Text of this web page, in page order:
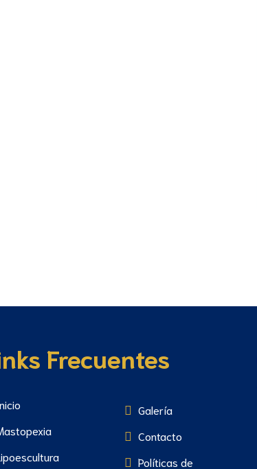
Frecuentes
Galería
Contacto
Políticas de